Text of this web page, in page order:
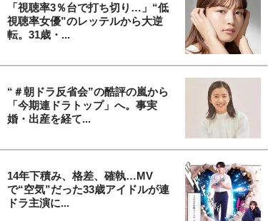
「視聴率3％台で打ち切り…」“低
視聴率女優”のレッテルから大逆
転。31歳・...
“＃朝ドラ反省会”の酷評の嵐から
「今期連ドラトップ」へ。事実
婚・出産を経て...
14年下積み、格差、確執…MV
で“空気”だった33歳アイドルが連
ドラ主演に...